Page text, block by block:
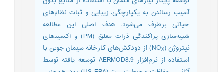
آسیب رساندن به یکپارچگی، زیبایی و ثبات نظام‌های
حیاتی برطرف می‌شود. هدف اصلی این مطالعه
شبیه‌سازی پراکندگی ذرات معلق (PM) و اکسیدهای
نیتروژن (NO X
) از دودکش‌های کارخانه سیمان جوین با
استفاده از نرم‌افزار AERMOD8.9 توسعه یافته توسط